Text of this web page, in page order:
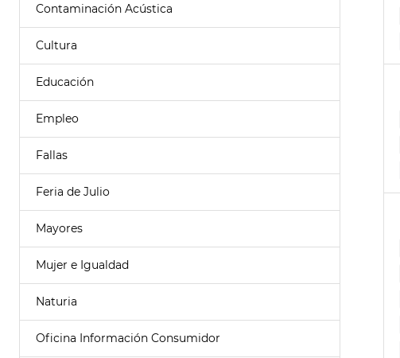
Contaminación Acústica
Cultura
Educación
Empleo
Fallas
Feria de Julio
Mayores
Mujer e Igualdad
Naturia
Oficina Información Consumidor